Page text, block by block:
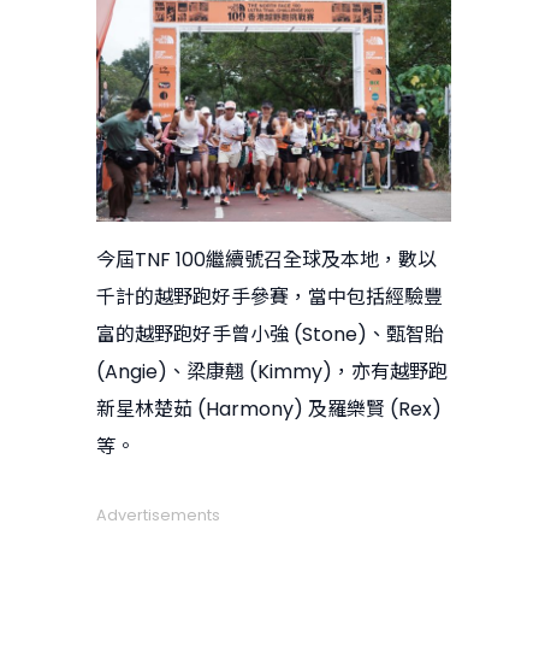
今屆TNF 100繼續號召全球及本地，數以
千計的越野跑好手參賽，當中包括經驗豐
富的越野跑好手曾小強 (Stone)、甄智貽
(Angie)、梁康翹 (Kimmy)，亦有越野跑
新星林楚茹 (Harmony) 及羅樂賢 (Rex)
等。
Advertisements